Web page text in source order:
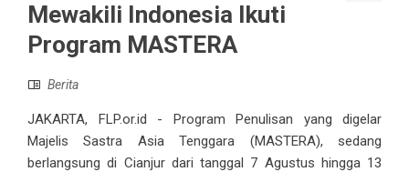
Mewakili Indonesia Ikuti
Program MASTERA
Berita
JAKARTA, FLP.or.id - Program Penulisan yang digelar
Majelis Sastra Asia Tenggara (MASTERA), sedang
berlangsung di Cianjur dari tanggal 7 Agustus hingga 13